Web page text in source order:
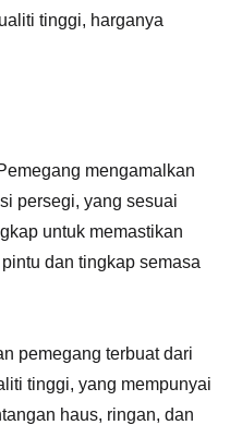
tinggi, harganya
mengamalkan
persegi, yang sesuai
untuk memastikan
dan tingkap semasa
pemegang terbuat dari
tinggi, yang mempunyai
haus, ringan, dan